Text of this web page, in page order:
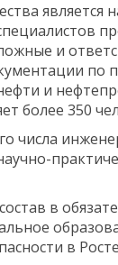
является
и
и
более 350
числа
в
в